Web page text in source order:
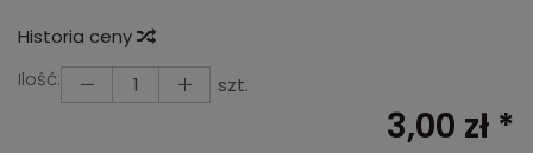
Historia ceny
Ilość:
szt.
3,00 zł *